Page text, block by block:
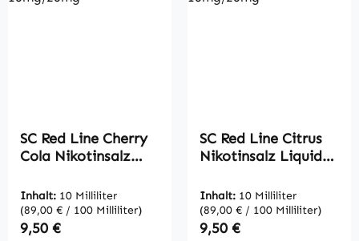
SC Red Line Cherry
Cola Nikotinsalz
Inhalt: 10 Milliliter
(89,00 € / 100 Milliliter)
Regulärer Preis:
9,50 €
SC Red Line Citrus
Nikotinsalz Liquid
Inhalt: 10 Milliliter
(89,00 € / 100 Milliliter)
Regulärer Preis:
9,50 €